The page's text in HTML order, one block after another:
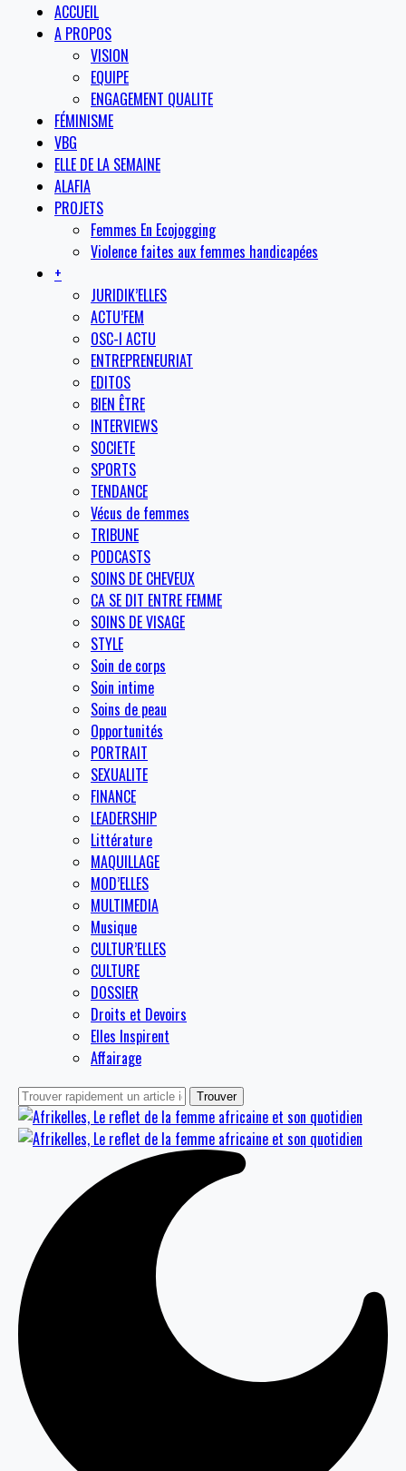
ACCUEIL
A PROPOS
VISION
EQUIPE
ENGAGEMENT QUALITE
FÉMINISME
VBG
ELLE DE LA SEMAINE
ALAFIA
PROJETS
Femmes En Ecojogging
Violence faites aux femmes handicapées
+
JURIDIK’ELLES
ACTU’FEM
OSC-I ACTU
ENTREPRENEURIAT
EDITOS
BIEN ÊTRE
INTERVIEWS
SOCIETE
SPORTS
TENDANCE
Vécus de femmes
TRIBUNE
PODCASTS
SOINS DE CHEVEUX
CA SE DIT ENTRE FEMME
SOINS DE VISAGE
STYLE
Soin de corps
Soin intime
Soins de peau
Opportunités
PORTRAIT
SEXUALITE
FINANCE
LEADERSHIP
Littérature
MAQUILLAGE
MOD’ELLES
MULTIMEDIA
Musique
CULTUR’ELLES
CULTURE
DOSSIER
Droits et Devoirs
Elles Inspirent
Affairage